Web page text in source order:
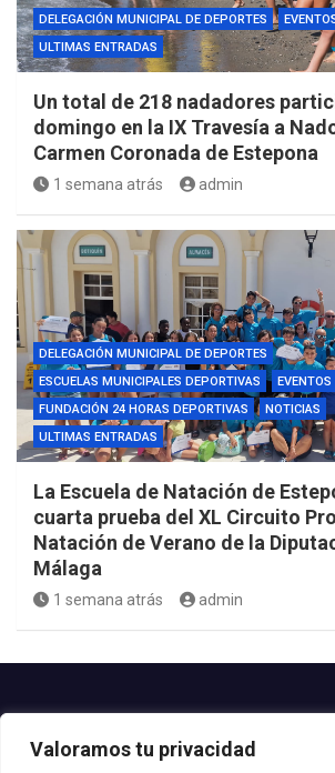
Valoramos tu privacidad
DELEGACIÓN MUNICIPAL DE DEPORTES
ULTIMAS ENTRADAS
Un total de 218 nadadores
domingo en la IX Travesía a
Carmen Coronada de Estepona
1 semana atrás admin
DELEGACIÓN MUNICIPAL DE DEPORTES
ESCUELAS MUNICIPALES DEPORTIVAS
EVENTOS
FUNDACIÓN 24 HORAS DEPORTIVAS
NOTICIAS
ULTIMAS ENTRADAS
La Escuela de Natación de
cuarta prueba del XL Circuito
Natación de Verano de la
Málaga
1 semana atrás admin
Teléfono: 952.80.24.44